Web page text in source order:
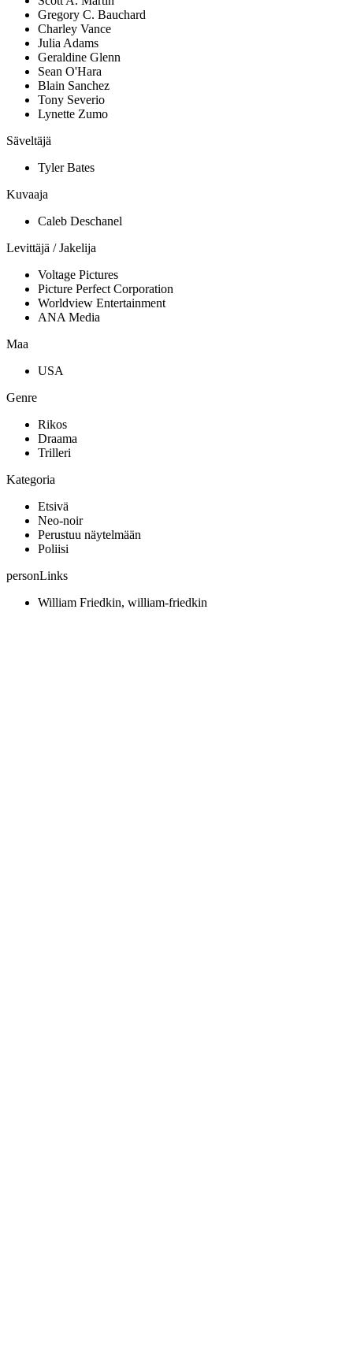
Gregory C. Bauchard
Charley Vance
Julia Adams
Geraldine Glenn
Sean O'Hara
Blain Sanchez
Tony Severio
Lynette Zumo
Säveltäjä
Tyler Bates
Kuvaaja
Caleb Deschanel
Levittäjä / Jakelija
Voltage Pictures
Picture Perfect Corporation
Worldview Entertainment
ANA Media
Maa
USA
Genre
Rikos
Draama
Trilleri
Kategoria
Etsivä
Neo-noir
Perustuu näytelmään
Poliisi
personLinks
William Friedkin, william-friedkin